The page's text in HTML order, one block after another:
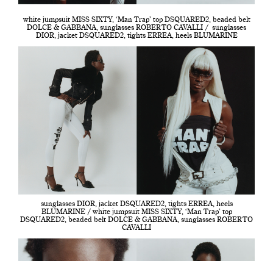
white jumpsuit MISS SIXTY, ‘Man Trap’ top DSQUARED2, beaded belt
DOLCE & GABBANA, sunglasses ROBERTO CAVALLI / sunglasses
DIOR, jacket DSQUARED2, tights ERREA, heels BLUMARINE
sunglasses DIOR, jacket DSQUARED2, tights ERREA, heels
BLUMARINE / white jumpsuit MISS SIXTY, ‘Man Trap’ top
DSQUARED2, beaded belt DOLCE & GABBANA, sunglasses ROBERTO
CAVALLI